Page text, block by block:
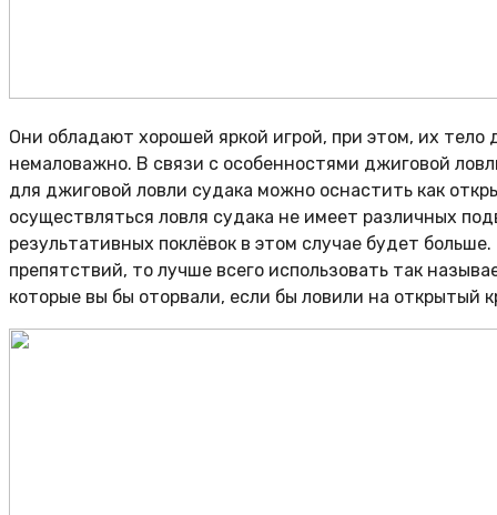
Они обладают хорошей яркой игрой, при этом, их
немаловажно. В связи с особенностями джиговой
для джиговой ловли судака можно оснастить как
осуществляться ловля судака не имеет различных
результативных поклёвок в этом случае будет
препятствий, то лучше всего использовать так
которые вы бы оторвали, если бы ловили на открытый